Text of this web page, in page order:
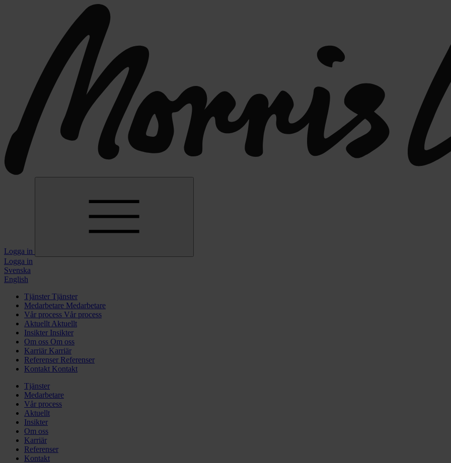
Logga in
Logga in
Svenska
English
Tjänster Tjänster
Medarbetare Medarbetare
Vår process Vår process
Aktuellt Aktuellt
Insikter Insikter
Om oss Om oss
Karriär Karriär
Referenser Referenser
Kontakt Kontakt
Tjänster
Medarbetare
Vår process
Aktuellt
Insikter
Om oss
Karriär
Referenser
Kontakt